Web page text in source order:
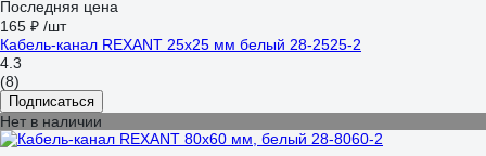
Последняя цена
165 ₽ /шт
Кабель-канал REXANT 25x25 мм белый 28-2525-2
4.3
(8)
Подписаться
Нет в наличии